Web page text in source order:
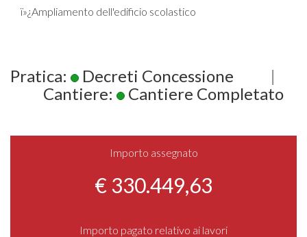
ï»¿Ampliamento dell'edificio scolastico
Pratica: Decreti Concessione
|
Cantiere:
Cantiere Completato
Importo assegnato
€ 330.449,63
Importo pagato relativo ai lavori